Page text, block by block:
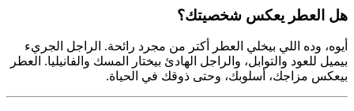
هل العطر يعكس شخصيتك؟
أيوه، وده اللي بيخلي العطر أكتر من مجرد رائحة. الراجل الجريء
بيميل للعود والتوابل، والراجل الهادئ بيختار المسك والفانيليا. العطر
بيعكس مزاجك، أسلوبك، وحتى ذوقك في الحياة.